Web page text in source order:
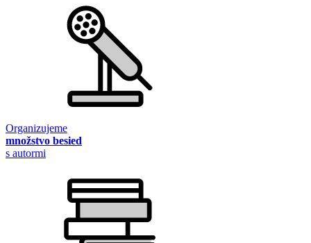
Organizujeme
množstvo besied
s autormi